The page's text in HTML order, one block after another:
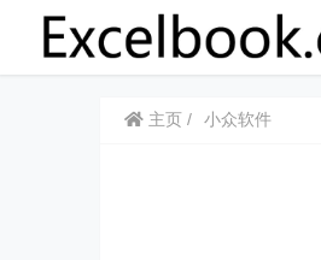
主页 小众软件